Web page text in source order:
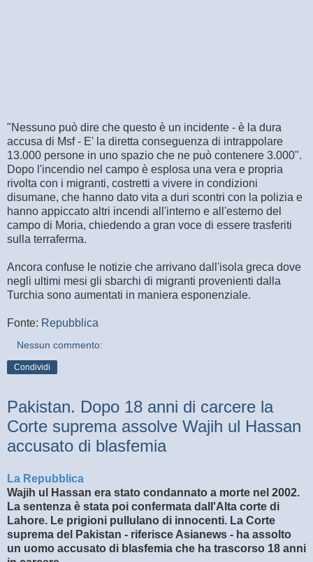
"Nessuno può dire che questo è un incidente - è la dura
accusa di Msf - E' la diretta conseguenza di intrappolare
13.000 persone in uno spazio che ne può contenere 3.000".
Dopo l'incendio nel campo è esplosa una vera e propria
rivolta con i migranti, costretti a vivere in condizioni
disumane, che hanno dato vita a duri scontri con la polizia e
hanno appiccato altri incendi all'interno e all'esterno del
campo di Moria, chiedendo a gran voce di essere trasferiti
sulla terraferma.
Ancora confuse le notizie che arrivano dall'isola greca dove
negli ultimi mesi gli sbarchi di migranti provenienti dalla
Turchia sono aumentati in maniera esponenziale.
Fonte: Repubblica
Nessun commento:
Condividi
Pakistan. Dopo 18 anni di carcere la
Corte suprema assolve Wajih ul Hassan
accusato di blasfemia
La Repubblica
Wajih ul Hassan era stato condannato a morte nel 2002.
La sentenza è stata poi confermata dall'Alta corte di
Lahore. Le prigioni pullulano di innocenti. La Corte
suprema del Pakistan - riferisce Asianews - ha assolto
un uomo accusato di blasfemia che ha trascorso 18 anni